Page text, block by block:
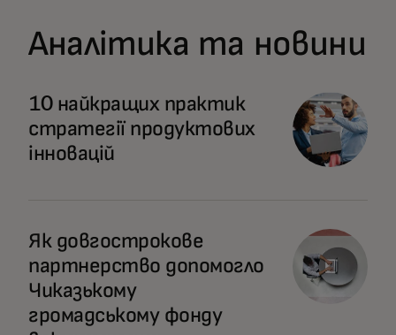
Аналітика та новини
10 найкращих практик
стратегії продуктових
інновацій
Як довгострокове
партнерство допомогло
Чиказькому
громадському фонду